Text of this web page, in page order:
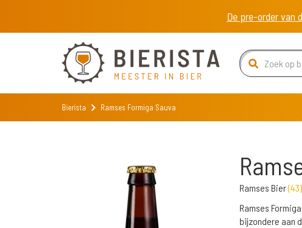
De pre-order van
Bierista Ramses Formiga Sauva
Ramses Bier(43)
Ramses
bijzondere aan